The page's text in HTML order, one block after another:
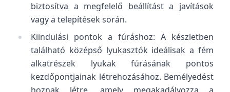
biztosítva a megfelelő beállítást a javítások
vagy a telepítések során.
Kiindulási pontok a fúráshoz: A készletben
található középső lyukasztók ideálisak a fém
alkatrészek lyukak fúrásának pontos
kezdőpontjainak létrehozásához. Bemélyedést